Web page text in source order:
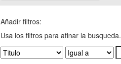
Añadir filtros:
Usa los filtros para afinar la busqueda.